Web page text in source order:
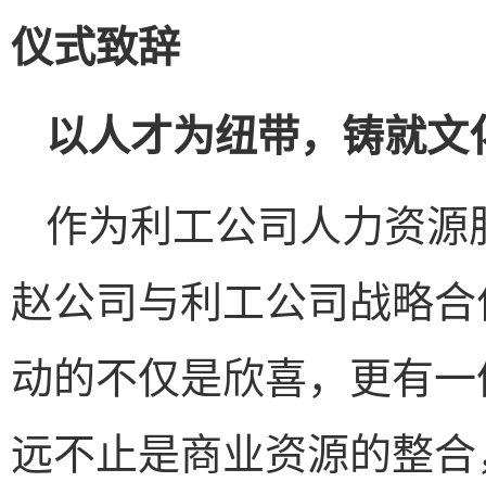
仪式致辞
以人才为纽带，铸就
作为利工公司人力资
赵公司与利工公司战略
动的不仅是欣喜，更有
远不止是商业资源的整合